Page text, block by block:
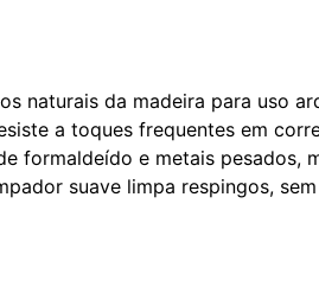
naturais da madeira para uso
a toques frequentes em
formaldeído e metais pesados,
suave limpa respingos,